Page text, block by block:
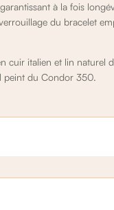
à la fois
du bracelet
cuir italien et lin naturel
peint du Condor 350.